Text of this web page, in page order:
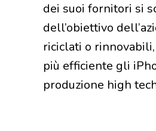
dei suoi fornitori si
dell’obiettivo
riciclati o
più efficiente gli
produzione high